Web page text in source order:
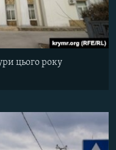
цього року